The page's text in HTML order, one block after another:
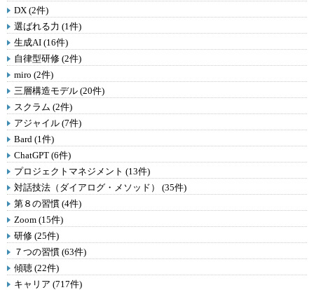
DX (2件)
選ばれる力 (1件)
生成AI (16件)
自律型研修 (2件)
miro (2件)
三層構造モデル (20件)
スクラム (2件)
アジャイル (7件)
Bard (1件)
ChatGPT (6件)
プロジェクトマネジメント (13件)
対話技法（ダイアログ・メソッド） (35件)
第８の習慣 (4件)
Zoom (15件)
研修 (25件)
７つの習慣 (63件)
傾聴 (22件)
キャリア (717件)